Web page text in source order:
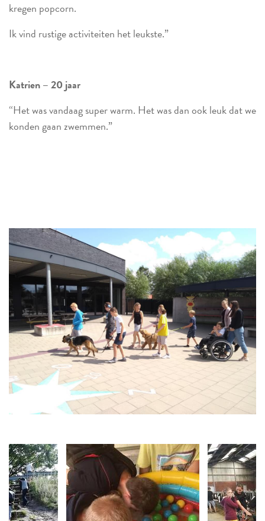
kregen popcorn.
Ik vind rustige activiteiten het leukste.”
Katrien – 20 jaar
“Het was vandaag super warm. Het was dan ook leuk dat we
konden gaan zwemmen.”